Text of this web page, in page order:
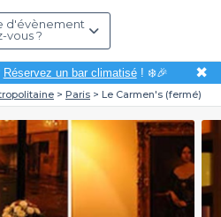
d'évènement
vous ?
Réservez un bar climatisé! ❄️🎉 ✖
Paris Le Carmen's (fermé)